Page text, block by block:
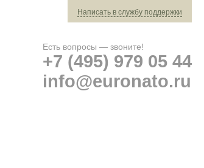
Написать в службу поддержки
Есть вопросы — звоните!
+7 (495) 979 05 44
info@euronato.ru